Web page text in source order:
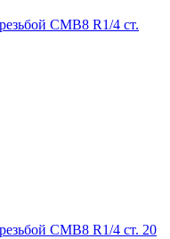
СМВ8 R1/4 ст.
СМВ8 R1/4 ст. 20